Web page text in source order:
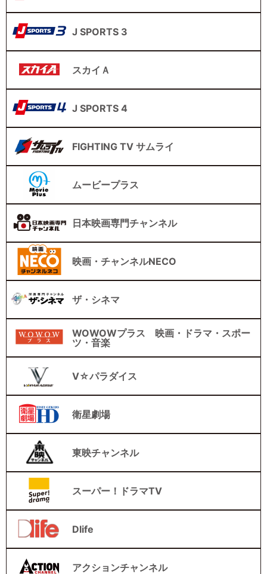
J SPORTS 3
スカイＡ
J SPORTS 4
FIGHTING TV サムライ
ムービープラス
日本映画専門チャンネル
映画・チャンネルNECO
ザ・シネマ
WOWOWプラス 映画・ドラマ・スポー
ツ・音楽
V☆パラダイス
衛星劇場
東映チャンネル
スーパー！ドラマTV
Dlife
アクションチャンネル